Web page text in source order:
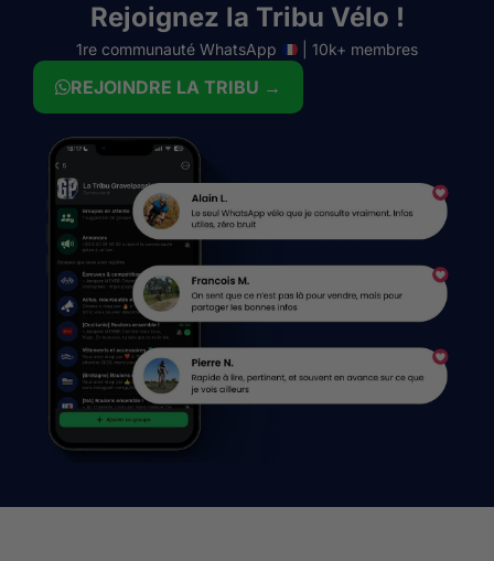
Rejoignez la Tribu Vélo !
1re communauté WhatsApp | 10k+ membres
REJOINDRE LA TRIBU →